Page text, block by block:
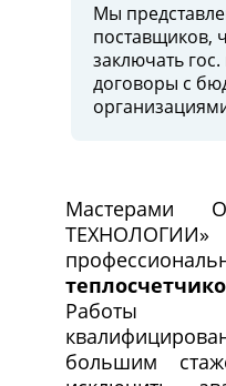
Мы
поставщиков,
заключать
договоры c
Работы
большим